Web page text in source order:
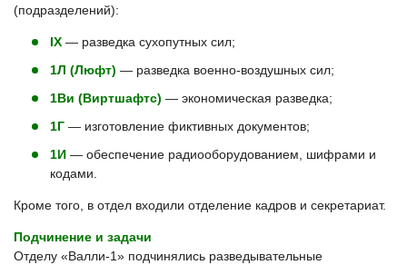
(подразделений):
IX — разведка сухопутных сил;
1Л (Люфт) — разведка военно-воздушных сил;
1Ви (Виртшафтс) — экономическая разведка;
1Г — изготовление фиктивных документов;
1И — обеспечение радиооборудованием, шифрами и
кодами.
Кроме того, в отдел входили отделение кадров и секретариат.
Подчинение и задачи
Отделу «Валли-1» подчинялись разведывательные